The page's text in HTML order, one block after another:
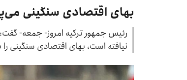
بهای اقتصادی سنگینی
رئیس جمهور ترکیه امروز- جمعه-
نیافته است، بهای اقتصادی سنگینی